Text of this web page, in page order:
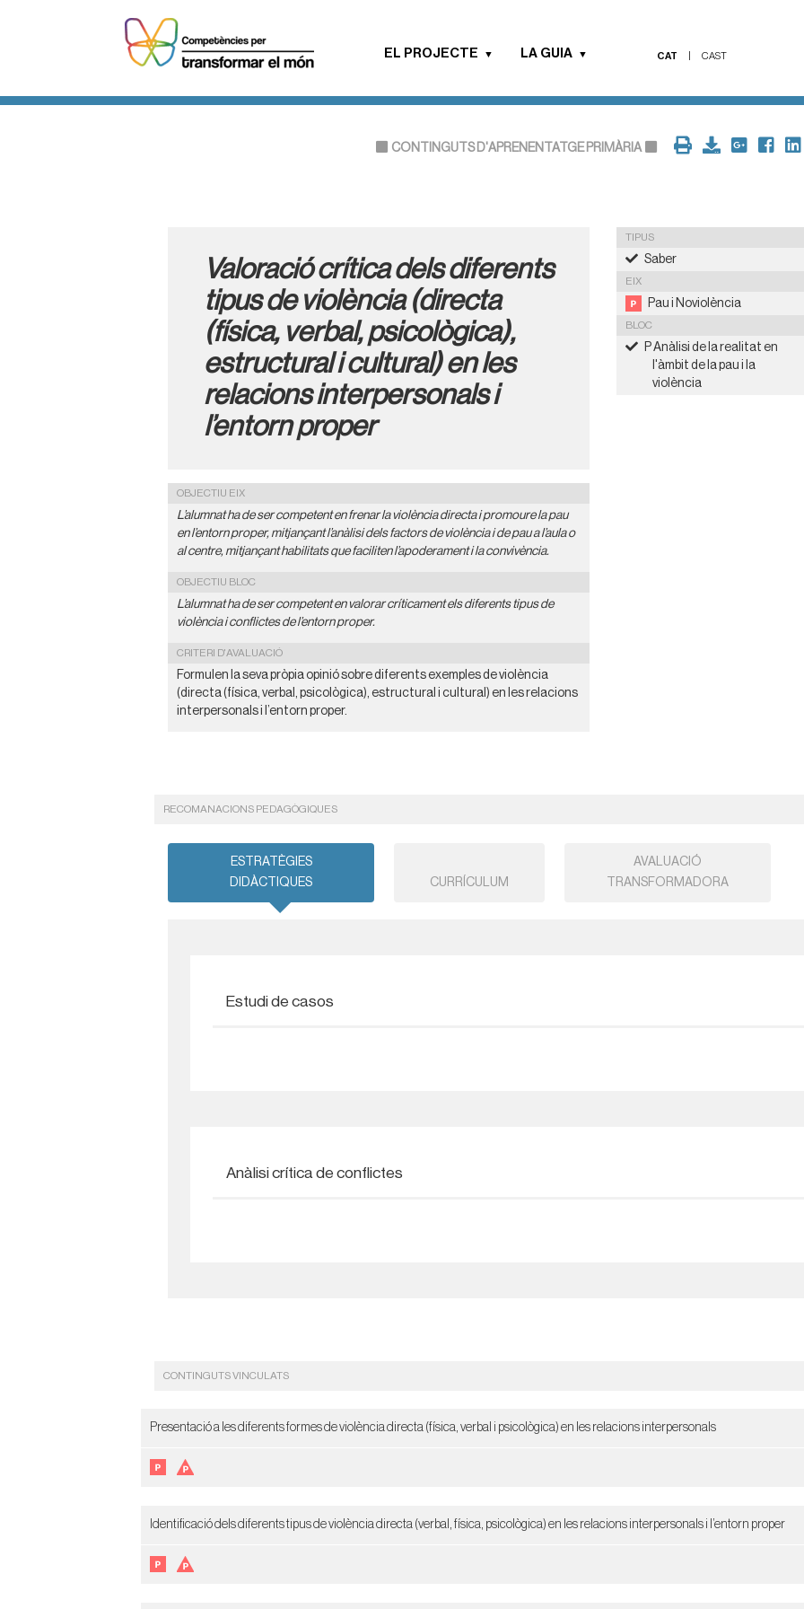
EL PROJECTE LA GUIA CAT CAST
CONTINGUTS D'APRENENTATGE PRIMÀRIA
Valoració crítica dels diferents
tipus de violència (directa
(física, verbal, psicològica),
estructural i cultural) en les
relacions interpersonals i
l’entorn proper
OBJECTIU EIX
L’alumnat ha de ser competent en frenar la violència directa i promoure la pau
en l’entorn proper, mitjançant l’anàlisi dels factors de violència i de pau a l’aula o
al centre, mitjançant habilitats que faciliten l’apoderament i la convivència.
OBJECTIU BLOC
L’alumnat ha de ser competent en valorar críticament els diferents tipus de
violència i conflictes de l’entorn proper.
CRITERI D'AVALUACIÓ
Formulen la seva pròpia opinió sobre diferents exemples de violència
(directa (física, verbal, psicològica), estructural i cultural) en les relacions
interpersonals i l’entorn proper.
TIPUS
Saber
EIX
Pau i Noviolència
BLOC
P Anàlisi de la realitat en
l'àmbit de la pau i la
violència
RECOMANACIONS PEDAGÒGIQUES
ESTRATÈGIES
DIDÀCTIQUES
CURRÍCULUM
AVALUACIÓ
TRANSFORMADORA
Estudi de casos
Anàlisi crítica de conflictes
CONTINGUTS VINCULATS
Presentació a les diferents formes de violència directa (física, verbal i psicològica) en les relacions interpersonals
Identificació dels diferents tipus de violència directa (verbal, física, psicològica) en les relacions interpersonals i l’entorn proper